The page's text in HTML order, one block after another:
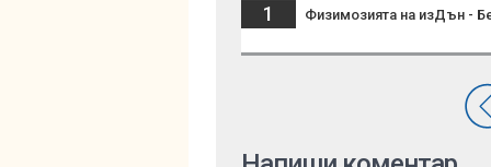
1 Физимозията на изДън -